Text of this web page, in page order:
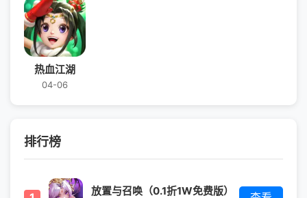
热血江湖
04-06
排行榜
放置与召唤（0.1折1W免费版）